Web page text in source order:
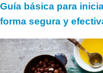
Guía básica para
forma segura y